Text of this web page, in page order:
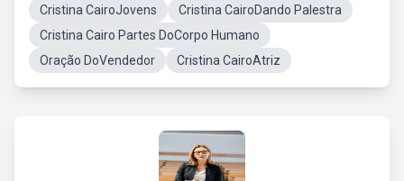
Cristina CairoJovens
Cristina CairoDando Palestra
Cristina Cairo Partes DoCorpo Humano
Oração DoVendedor
Cristina CairoAtriz